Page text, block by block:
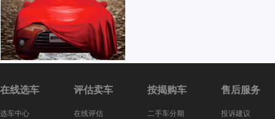
在线选车
选车中心
评估卖车
在线评估
按揭购车
二手车分期
售后服务
投诉建议